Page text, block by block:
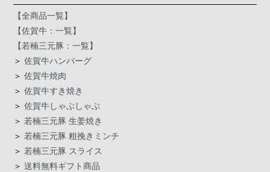
【全商品一覧】
【佐賀牛：一覧】
【若楠三元豚：一覧】
＞佐賀牛ハンバーグ
＞佐賀牛焼肉
＞佐賀牛すき焼き
＞佐賀牛しゃぶしゃぶ
＞若楠三元豚 生姜焼き
＞若楠三元豚 粗挽きミンチ
＞若楠三元豚 スライス
＞送料無料ギフト商品